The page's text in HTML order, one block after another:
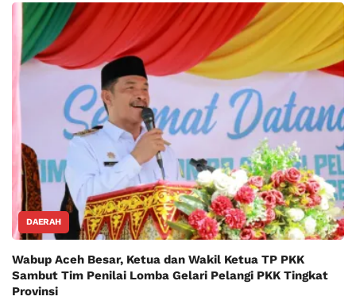
DAERAH
Wabup Aceh Besar, Ketua dan Wakil Ketua TP PKK
Sambut Tim Penilai Lomba Gelari Pelangi PKK Tingkat
Provinsi